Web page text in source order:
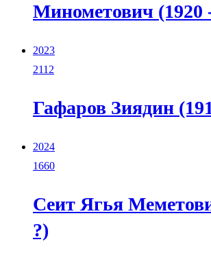
Минометович (1920
2023
2112
Гафаров Зиядин
2024
1660
Сеит Ягья
?)